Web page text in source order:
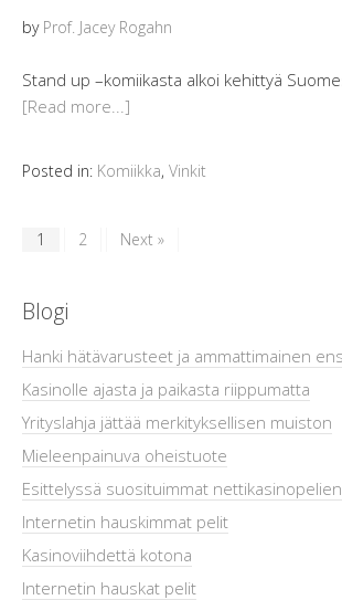
by Prof. Jacey Rogahn
Stand up –komiikasta alkoi kehittyä
[Read more...]
Posted in: Komiikka, Vinkit
1 2 Next »
Blogi
Hanki hätävarusteet ja ammattimainen
Kasinolle ajasta ja paikasta riippumatta
Yrityslahja jättää merkityksellisen muiston
Mieleenpainuva oheistuote
Esittelyssä suosituimmat
Internetin hauskimmat pelit
Kasinoviihdettä kotona
Internetin hauskat pelit